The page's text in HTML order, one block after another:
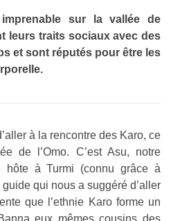
imprenable sur la vallée de
leurs traits sociaux avec des
et sont réputés pour être les
à la rencontre des Karo, ce
de l’Omo. C’est Asu, notre
hôte à Turmi (connu grâce à
guide qui nous a suggéré d’aller
que l’ethnie Karo forme un
eux mêmes cousins des